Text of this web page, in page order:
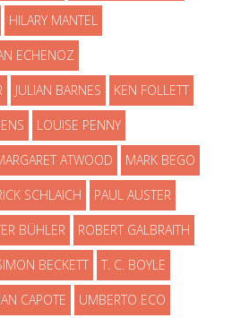
HILARY MANTEL
ECHENOZ
JULIAN BARNES KEN FOLLETT
LOUISE PENNY
ATWOOD MARK BEGO
SCHLAICH PAUL AUSTER
BÜHLER ROBERT GALBRAITH
BECKETT T. C. BOYLE
CAPOTE UMBERTO ECO